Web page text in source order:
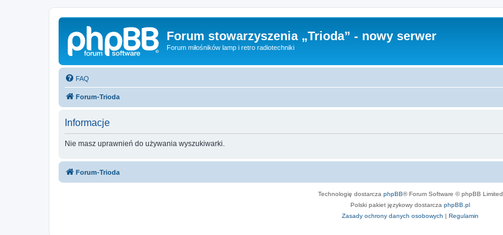
Forum stowarzyszenia „Trioda” - nowy serwer
Forum miłośników lamp i retro radiotechniki
FAQ
Forum-Trioda
Informacje
Nie masz uprawnień do używania wyszukiwarki.
Forum-Trioda
Technologię dostarcza phpBB® Forum Software © phpBB Limited
Polski pakiet językowy dostarcza phpBB.pl
Zasady ochrony danych osobowych | Regulamin